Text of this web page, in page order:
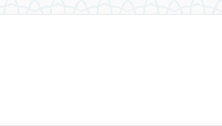
از راه های مواصلاتی
استان تهران از مجموعه راه آهن
شیرین روح» در چهارمحال و
قانونی خراسان رضوی برگزار شد
با محوریت «نماز، قرآن و معارف